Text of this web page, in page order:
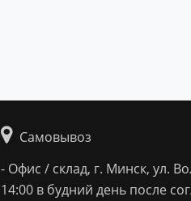
Самовывоз
- Офис / склад, г. Минск, ул.
14:00 в будний день после